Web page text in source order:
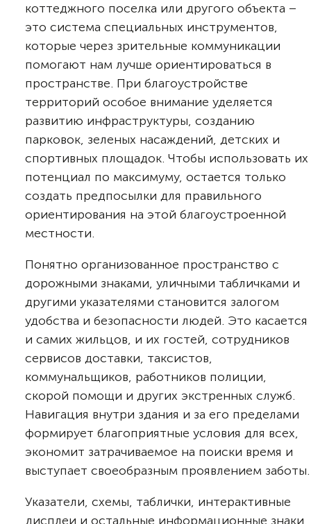
коттеджного поселка или другого объекта –
это система специальных инструментов,
которые через зрительные коммуникации
помогают нам лучше ориентироваться в
пространстве. При благоустройстве
территорий особое внимание уделяется
развитию инфраструктуры, созданию
парковок, зеленых насаждений, детских и
спортивных площадок. Чтобы использовать их
потенциал по максимуму, остается только
создать предпосылки для правильного
ориентирования на этой благоустроенной
местности.
Понятно организованное пространство с
дорожными знаками, уличными табличками и
другими указателями становится залогом
удобства и безопасности людей. Это касается
и самих жильцов, и их гостей, сотрудников
сервисов доставки, таксистов,
коммунальщиков, работников полиции,
скорой помощи и других экстренных служб.
Навигация внутри здания и за его пределами
формирует благоприятные условия для всех,
экономит затрачиваемое на поиски время и
выступает своеобразным проявлением заботы.
Указатели, схемы, таблички, интерактивные
дисплеи и остальные информационные знаки